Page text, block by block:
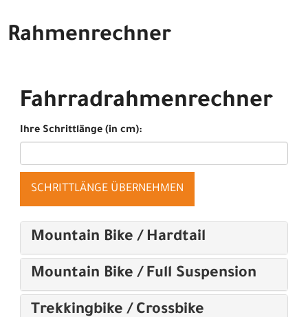
Rahmenrechner
Fahrradrahmenrechner
Ihre Schrittlänge (in cm):
SCHRITTLÄNGE ÜBERNEHMEN
Mountain Bike / Hardtail
Mountain Bike / Full Suspension
Trekkingbike / Crossbike